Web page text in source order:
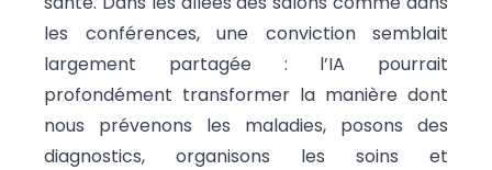
les conférences, une conviction semblait
largement partagée : l’IA pourrait
profondément transformer la manière dont
nous prévenons les maladies, posons des
diagnostics, organisons les soins et